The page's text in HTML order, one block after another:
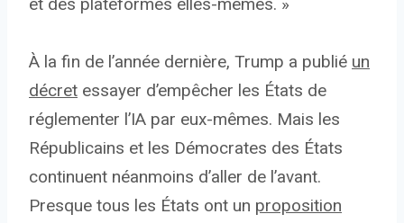
et des plateformes elles-mêmes. »
À la fin de l’année dernière, Trump a publié un
décret essayer d’empêcher les États de
réglementer l’IA par eux-mêmes. Mais les
Républicains et les Démocrates des États
continuent néanmoins d’aller de l’avant.
Presque tous les États ont un proposition